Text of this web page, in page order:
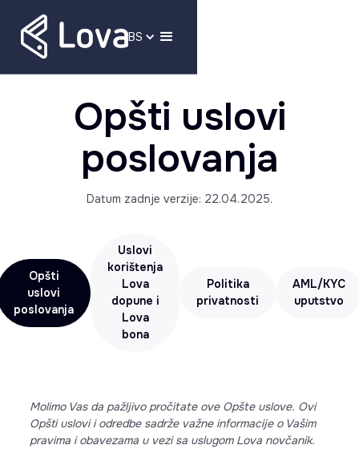
BS
Opšti uslovi
poslovanja
Datum zadnje verzije: 22.04.2025.
Opšti
uslovi
poslovanja
Uslovi
korištenja
Lova
dopune i
Lova
bona
Politika
privatnosti
AML/KYC
uputstvo
Molimo Vas da pažljivo pročitate ove Opšte uslove. Ovi
Opšti uslovi i odredbe sadrže važne informacije o Vašim
pravima i obavezama u vezi sa uslugom Lova novčanik.